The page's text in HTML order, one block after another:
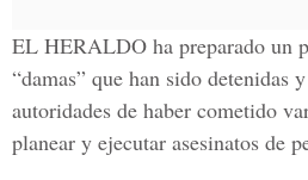
EL HERALDO ha preparado un
“damas” que han sido detenidas
autoridades de haber cometido
planear y ejecutar asesinatos de